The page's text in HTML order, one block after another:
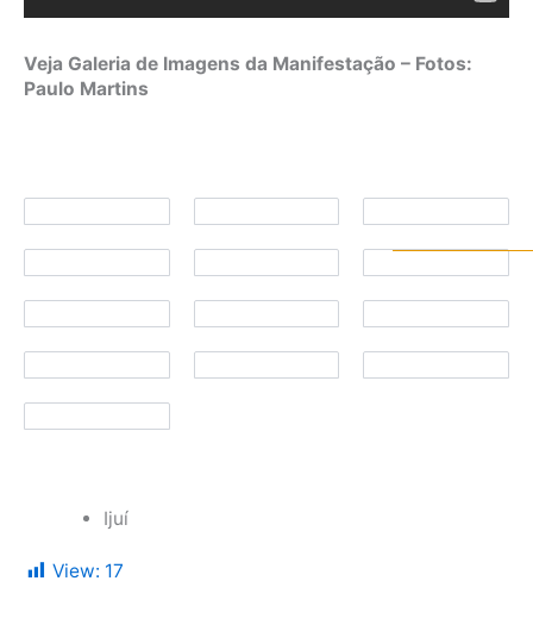
Veja Galeria de Imagens da Manifestação – Fotos:
Paulo Martins
Ijuí
View: 17